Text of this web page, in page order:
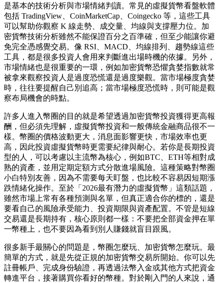
是基本的技術分析與市場情緒判讀。常見的虛擬貨幣看盤軟體
包括 TradingView、CoinMarketCap、Coingecko 等，這些工具
可以幫助你觀察 K 線走勢、成交量、均線與支撐壓力位。加
密貨幣技術分析雖然不能保證百分之百準確，但至少能讓你避
免完全憑感覺交易。像 RSI、MACD、均線排列、趨勢線這些
工具，都是很多投資人會用來判斷進出場時機的依據。另外，
市場情緒也是很重要的一環，例如加密貨幣恐懼貪婪指數就常
被拿來觀察投資人是過度恐慌還是過度樂觀。當市場極度貪婪
時，往往要提醒自己別追高；當市場極度恐慌時，則可能是觀
察布局機會的時點。
許多人進入幣圈的目的就是希望透過加密貨幣投資獲得更高報
酬，但必須先理解，虛擬貨幣投資和一般傳統金融商品很不一
樣。幣圈的價格波動更大，消息面影響更快，市場效率也更
高，因此投資虛擬貨幣時更需要紀律與耐心。若你是長期投資
型的人，可以考慮以主流幣為核心，例如BTC、ETH等相對成
熟的資產，並用定期定額方式分散進場風險。這種策略對幣圈
小白特別友善，因為不需要每天盯盤，也比較不容易因短期漲
跌情緒化操作。至於「2026最有潛力的虛擬貨幣」這類話題，
雖然市場上常有各種預測與名單，但真正適合你的標的，還是
要看自己的風險承受能力、投資期限與資產配置。不管是短線
交易還是長期持有，核心原則都一樣：不要把全部資金押在單
一幣種上，也不要因為看到別人賺錢就盲目跟風。
很多新手最關心的問題是，幣圈怎麼玩、加密貨幣怎麼玩。最
簡單的方式，就是先從正規的加密貨幣交易所開始。你可以先
註冊帳戶、完成身份驗證，再透過法幣入金或其他方式把資金
轉進平台，接著購買你看好的幣種。對於剛入門的人來說，通